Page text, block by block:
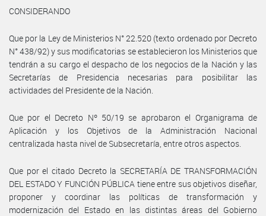
CONSIDERANDO
Que por la Ley de Ministerios N° 22.520 (texto ordenado por Decreto
N° 438/92) y sus modificatorias se establecieron los Ministerios que
tendrán a su cargo el despacho de los negocios de la Nación y las
Secretarías de Presidencia necesarias para posibilitar las
actividades del Presidente de la Nación.
Que por el Decreto Nº 50/19 se aprobaron el Organigrama de
Aplicación y los Objetivos de la Administración Nacional
centralizada hasta nivel de Subsecretaría, entre otros aspectos.
Que por el citado Decreto la SECRETARÍA DE TRANSFORMACIÓN
DEL ESTADO Y FUNCIÓN PÚBLICA tiene entre sus objetivos diseñar,
proponer y coordinar las políticas de transformación y
modernización del Estado en las distintas áreas del Gobierno